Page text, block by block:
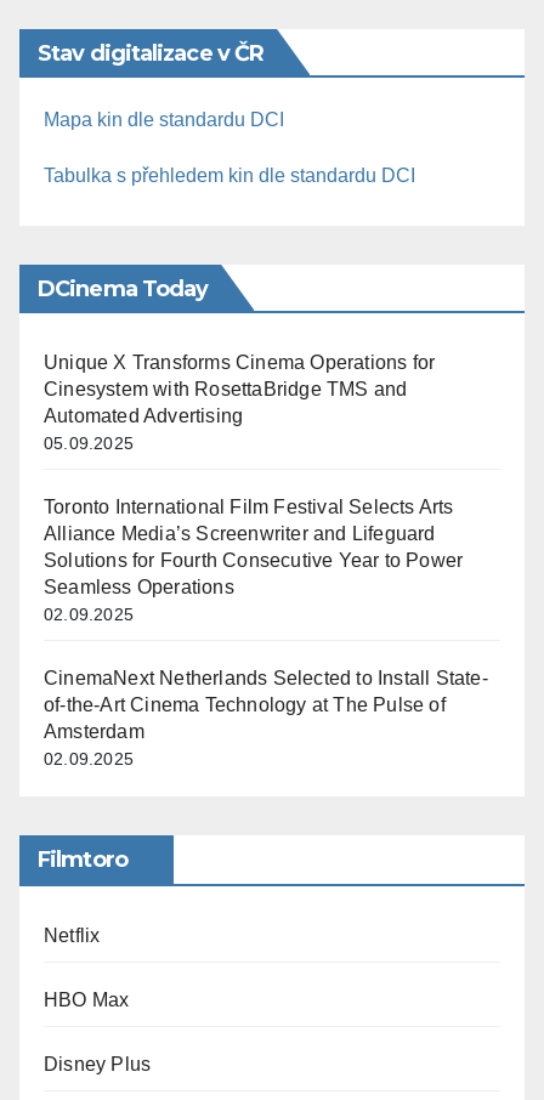
Stav digitalizace v ČR
Mapa kin dle standardu DCI
Tabulka s přehledem kin dle standardu DCI
DCinema Today
Unique X Transforms Cinema Operations for
Cinesystem with RosettaBridge TMS and
Automated Advertising
05.09.2025
Toronto International Film Festival Selects Arts
Alliance Media’s Screenwriter and Lifeguard
Solutions for Fourth Consecutive Year to Power
Seamless Operations
02.09.2025
CinemaNext Netherlands Selected to Install State-
of-the-Art Cinema Technology at The Pulse of
Amsterdam
02.09.2025
Filmtoro
Netflix
HBO Max
Disney Plus